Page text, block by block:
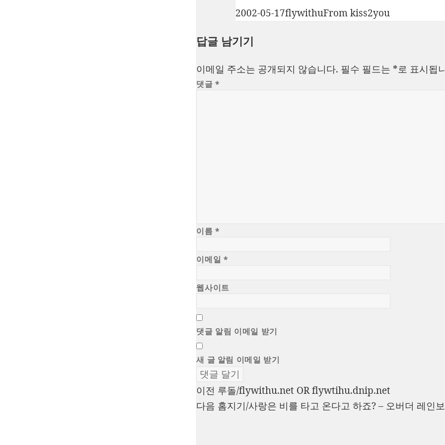
작
일
2002-05-17글
flywithu카
From kiss2you
답글 남기기
이메일 주소는 공개되지 않습니다. 필수 필드는 *로 표시됩
댓글*
이름*
이메일 *
웹사이트
댓글 알림 이메일 받기
새 글 알림 이메일 받기
글
탐
이전 이
전
루돌/flywithu.net OR flywtihu.dnip.net
다음 다
홈지기/사랑은 비를 타고 온다고 하죠? – 오버더 레인